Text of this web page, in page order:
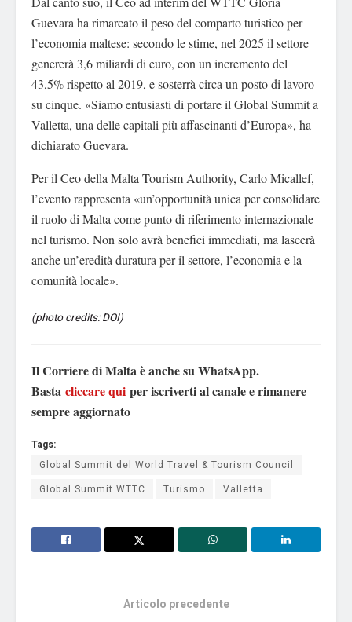
Guevara ha rimarcato il peso del comparto turistico per
l’economia maltese: secondo le stime, nel 2025 il settore
genererà 3,6 miliardi di euro, con un incremento del
43,5% rispetto al 2019, e sosterrà circa un posto di lavoro
su cinque. «Siamo entusiasti di portare il Global Summit a
Valletta, una delle capitali più affascinanti d’Europa», ha
dichiarato Guevara.
Per il Ceo della Malta Tourism Authority, Carlo Micallef,
l’evento rappresenta «un’opportunità unica per consolidare
il ruolo di Malta come punto di riferimento internazionale
nel turismo. Non solo avrà benefici immediati, ma lascerà
anche un’eredità duratura per il settore, l’economia e la
comunità locale».
(photo credits: DOI)
Il Corriere di Malta è anche su WhatsApp.
Basta cliccare qui per iscriverti al canale e rimanere
sempre aggiornato
Tags:
Global Summit del World Travel & Tourism Council
Global Summit WTTC
Turismo Valletta
Articolo precedente